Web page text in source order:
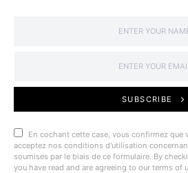
SUBSCRIBE
En cochant cette case, vous confirmez que
acceptez nos conditions d'utilisation
soumises par le biais de ce formulaire. By
you have read and are agreeing to our terms of